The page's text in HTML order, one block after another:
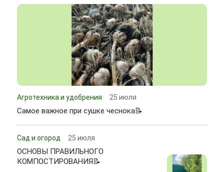
Агротехника и удобрения 25 июля
Самое важное при сушке чеснока📝
Сад и огород 25 июля
ОСНОВЫ ПРАВИЛЬНОГО
КОМПОСТИРОВАНИЯ📝